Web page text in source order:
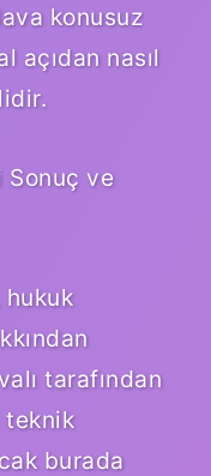
konusuz
açıdan nasıl
Sonuç ve
hukuk
tarafından
teknik
burada